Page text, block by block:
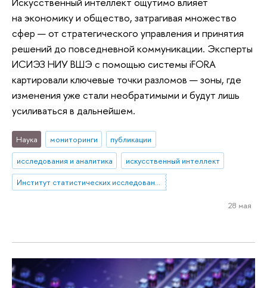
на экономику и общество, затрагивая множество
сфер — от стратегического управления и принятия
решений до повседневной коммуникации. Эксперты
ИСИЭЗ НИУ ВШЭ с помощью системы iFORA
картировали ключевые точки разломов — зоны, где
изменения уже стали необратимыми и будут лишь
усиливаться в дальнейшем.
Наука мониторинги
публикации
исследования и аналитика
искусственный интеллект
Институт статистических исследований и экономики знаний
28 мая